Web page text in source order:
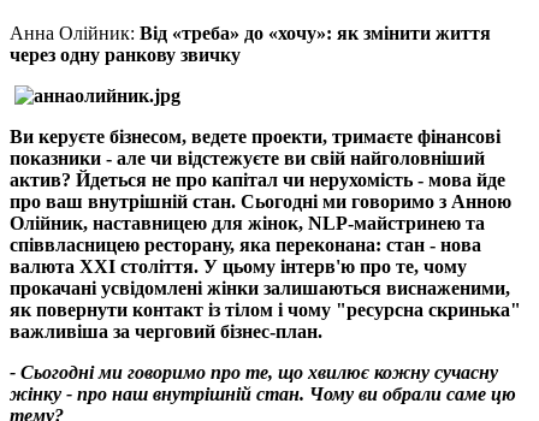
Анна Олійник: Від «треба» до «хочу»: як змінити життя
через одну ранкову звичку
Ви керуєте бізнесом, ведете проекти, тримаєте фінансові
показники - але чи відстежуєте ви свій найголовніший
актив? Йдеться не про капітал чи нерухомість - мова йде
про ваш внутрішній стан. Сьогодні ми говоримо з Анною
Олійник, наставницею для жінок, NLP-майстринею та
співвласницею ресторану, яка переконана: стан - нова
валюта XXI століття. У цьому інтерв'ю про те, чому
прокачані усвідомлені жінки залишаються виснаженими,
як повернути контакт із тілом і чому "ресурсна скринька"
важливіша за черговий бізнес-план.
- Сьогодні ми говоримо про те, що хвилює кожну сучасну
жінку - про наш внутрішній стан. Чому ви обрали саме цю
тему?